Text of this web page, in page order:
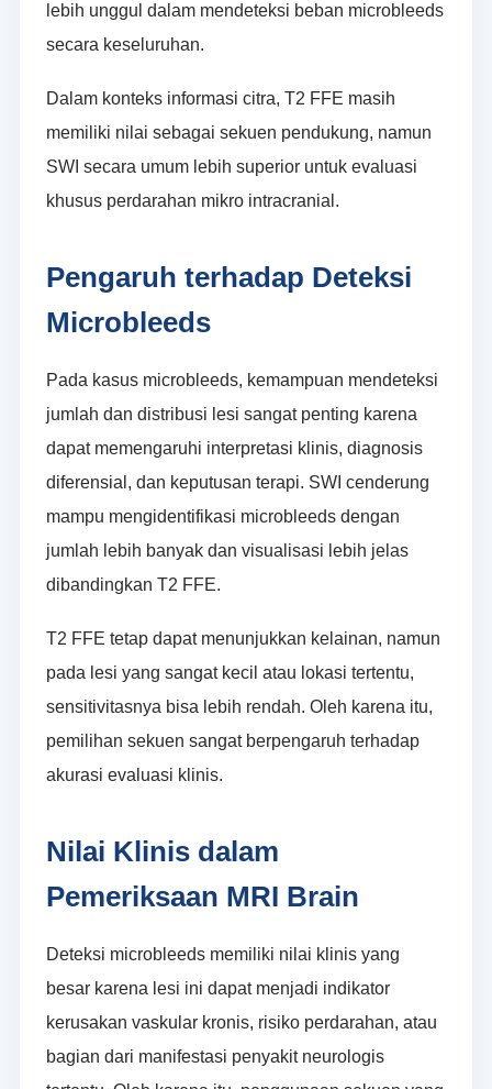
lebih unggul dalam mendeteksi beban microbleeds
secara keseluruhan.
Dalam konteks informasi citra, T2 FFE masih
memiliki nilai sebagai sekuen pendukung, namun
SWI secara umum lebih superior untuk evaluasi
khusus perdarahan mikro intracranial.
Pengaruh terhadap Deteksi
Microbleeds
Pada kasus microbleeds, kemampuan mendeteksi
jumlah dan distribusi lesi sangat penting karena
dapat memengaruhi interpretasi klinis, diagnosis
diferensial, dan keputusan terapi. SWI cenderung
mampu mengidentifikasi microbleeds dengan
jumlah lebih banyak dan visualisasi lebih jelas
dibandingkan T2 FFE.
T2 FFE tetap dapat menunjukkan kelainan, namun
pada lesi yang sangat kecil atau lokasi tertentu,
sensitivitasnya bisa lebih rendah. Oleh karena itu,
pemilihan sekuen sangat berpengaruh terhadap
akurasi evaluasi klinis.
Nilai Klinis dalam
Pemeriksaan MRI Brain
Deteksi microbleeds memiliki nilai klinis yang
besar karena lesi ini dapat menjadi indikator
kerusakan vaskular kronis, risiko perdarahan, atau
bagian dari manifestasi penyakit neurologis